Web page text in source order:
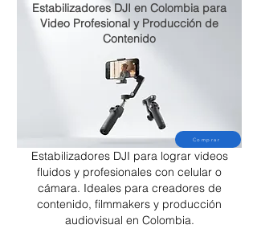
Estabilizadores DJI en Colombia para
Video Profesional y Producción de
Contenido
Estabilizadores DJI para lograr videos
fluidos y profesionales con celular o
cámara. Ideales para creadores de
contenido, filmmakers y producción
audiovisual en Colombia.
Comprar